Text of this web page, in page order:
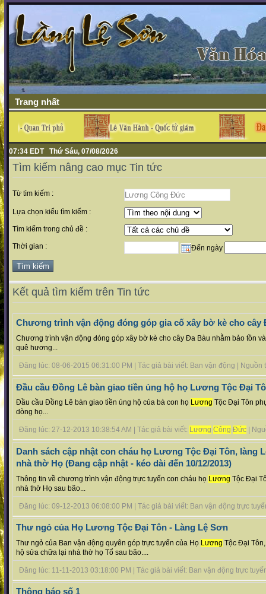
Trang nhất
07:34 EDT Thứ Sáu, 07/08/2026
Tìm kiếm nâng cao mục Tin tức
Từ tìm kiếm :
Lựa chọn kiểu tìm kiếm :
Tìm kiếm trong chủ đề :
Thời gian : Đến ngày
Kết quả tìm kiếm trên Tin tức
Chương trình vận động đóng góp gia cố xây bờ kè cho cây
Chương trình vận động đóng góp xây bờ kè cho cây Đa Bàu nhằm bảo tồn
quê hương...
Đăng lúc: 08-06-2015 06:31:00 PM | Tác giả bài viết: Ban vận động | Nguồn
Đầu cầu Đồng Lê bàn giao tiền ủng hộ họ Lương Tộc Đại
Đầu cầu Đồng Lê bàn giao tiền ủng hộ của bà con họ Lương Tộc Đại Tôn
dòng họ...
Đăng lúc: 27-12-2013 10:38:54 AM | Tác giả bài viết: Lương Công Đức |
Danh sách cập nhật con cháu họ Lương Tộc Đại Tôn, làng
nhà thờ Họ (Đang cập nhật - kéo dài đến 10/12/2013)
Thông tin về chương trình vận động trực tuyến con cháu họ Lương Tộc Đại
nhà thờ Họ sau bão...
Đăng lúc: 09-12-2013 06:08:00 PM | Tác giả bài viết: Ban vận động trực
Thư ngỏ của Họ Lương Tộc Đại Tôn - Làng Lệ Sơn
Thư ngỏ của Ban vận động quyên góp trực tuyến của Họ Lương Tộc Đại
hộ sửa chữa lại nhà thờ họ Tổ sau bão....
Đăng lúc: 11-11-2013 03:18:00 PM | Tác giả bài viết: Ban vận động trực
Thông báo số 1